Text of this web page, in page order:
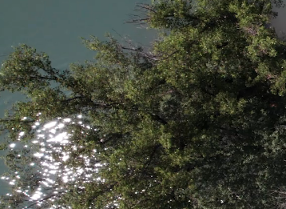
Vermietung von Stellplätzen
für jeden Geschmack
Vermietung von PODS
ideal für einen Urlaub mit dem
Fahrrad